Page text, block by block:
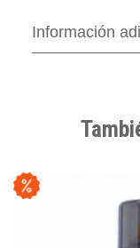
Información